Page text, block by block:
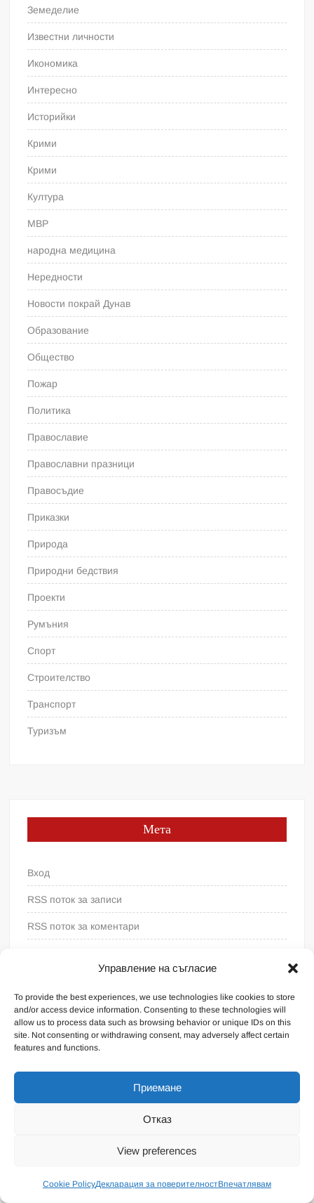
Управление на съгласие
To provide the best experiences, we use technologies like cookies to store
and/or access device information. Consenting to these technologies will
allow us to process data such as browsing behavior or unique IDs on this
site. Not consenting or withdrawing consent, may adversely affect certain
features and functions.
Приемане
Отказ
View preferences
Cookie PolicyДекларация за поверителностВпечатлявам
Земеделие
Известни личности
Икономика
Интересно
Историйки
Крими
Крими
Култура
МВР
народна медицина
Нередности
Новости покрай Дунав
Образование
Общество
Пожар
Политика
Православие
Православни празници
Правосъдие
Приказки
Природа
Природни бедствия
Проекти
Румъния
Спорт
Строителство
Транспорт
Туризъм
Мета
Вход
RSS поток за записи
RSS поток за коментари
Proudly powered by WordPress |Theme: FreeNews
Общи условия